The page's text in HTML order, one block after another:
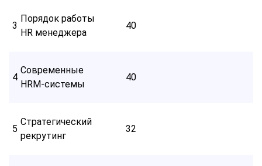
3
Порядок работы
HR менеджера
40
4
Современные
HRM-системы
40
5
Стратегический
рекрутинг
32